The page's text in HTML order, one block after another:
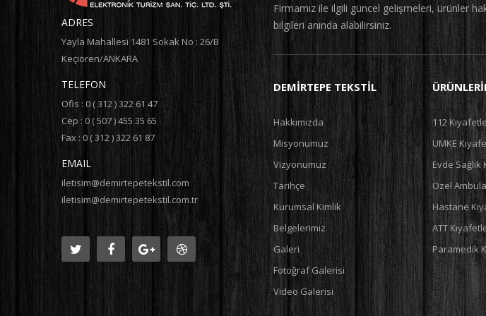
ADRES
Yayla Mahallesi 1481 Sokak No : 26/B
Keçiören/ANKARA
TELEFON
Ofis : 0 ( 312 ) 322 61 47
Cep : 0 ( 507 ) 455 35 65
Fax : 0 ( 312 ) 322 61 87
EMAIL
iletisim@demirtepetekstil.com
iletisim@demirtepetekstil.com.tr
Firmamız ile ilgili güncel gelişmeleri, ürünler
bilgileri anında alabilirsiniz.
DEMIRTEPE TEKSTIL
Hakkımızda
Misyonumuz
Vizyonumuz
Tarihçe
Kurumsal Kimlik
Belgelerimiz
Galeri
Fotoğraf Galerisi
Video Galerisi
112
UMKE
Evde Sağlık
Özel
Hastane
ATT
Paramedik